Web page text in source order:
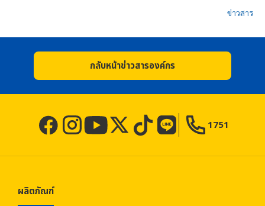
ข่าวสาร
กลับหน้าข่าวสารองค์กร
1751
ผลิตภัณฑ์